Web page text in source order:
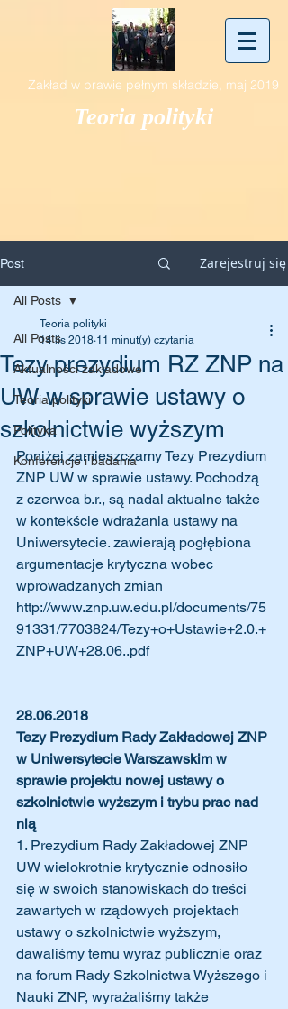
Zakład w prawie pełnym składzie, maj 2019
Teoria polityki
Post Zarejestruj się
All Posts
Aktualności zakładowe
Teoria polityki
Polityka
Konferencje i badania
All Posts
Tezy prezydium RZ ZNP na
UW w sprawie ustawy o
szkolnictwie wyższym
Teoria polityki
14 lis 2018 11 minut(y) czytania
Poniżej zamieszczamy Tezy Prezydium
ZNP UW w sprawie ustawy. Pochodzą
z czerwca b.r., są nadal aktualne także
w kontekście wdrażania ustawy na
Uniwersytecie. zawierają pogłębiona
argumentacje krytyczna wobec
wprowadzanych zmian
http://www.znp.uw.edu.pl/documents/75
91331/7703824/Tezy+o+Ustawie+2.0.+
ZNP+UW+28.06..pdf
28.06.2018
Tezy Prezydium Rady Zakładowej ZNP
w Uniwersytecie Warszawskim w
sprawie projektu nowej ustawy o
szkolnictwie wyższym i trybu prac nad
nią
1. Prezydium Rady Zakładowej ZNP
UW wielokrotnie krytycznie odnosiło
się w swoich stanowiskach do treści
zawartych w rządowych projektach
ustawy o szkolnictwie wyższym,
dawaliśmy temu wyraz publicznie oraz
na forum Rady Szkolnictwa Wyższego i
Nauki ZNP, wyrażaliśmy także